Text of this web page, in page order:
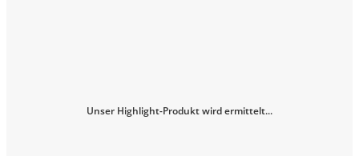
Unser Highlight-Produkt wird ermittelt...